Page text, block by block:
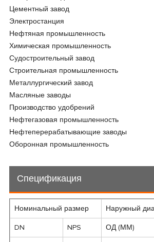
Цементный завод
Электростанция
Нефтяная промышленность
Химическая промышленность
Судостроительный завод
Строительная промышленность
Металлургический завод
Масляные заводы
Производство удобрений
Нефтегазовая промышленность
Нефтеперерабатывающие заводы
Оборонная промышленность
Спецификация
Номинальный размер Наружный
DN NPS ОД (ММ)